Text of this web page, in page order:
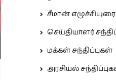
சீமான் எழுச்சியுரை
செய்தியாளர்
மக்கள் சந்திப்புகள்
அரசியல்